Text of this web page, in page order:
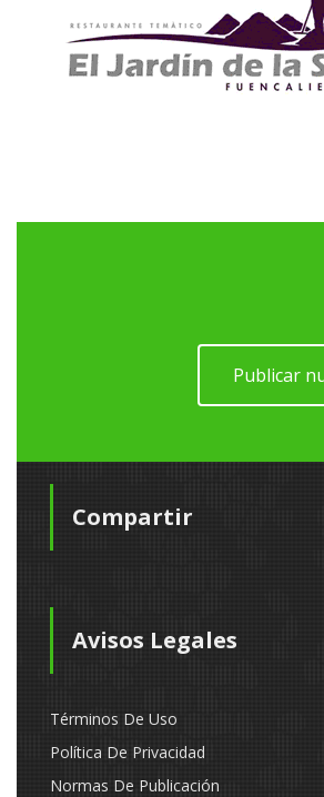
Publicar
Compartir
Avisos Legales
Términos De Uso
Política De Privacidad
Normas De Publicación